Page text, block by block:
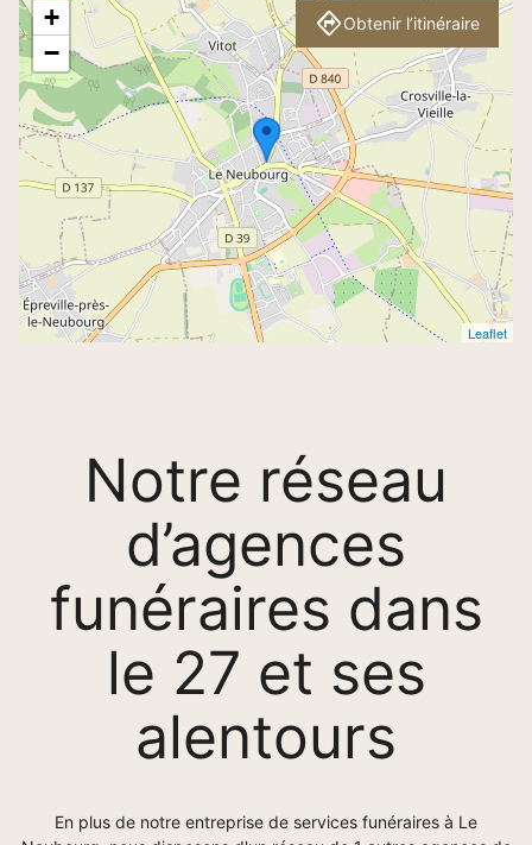
+
−
Leaflet
Obtenir l’itinéraire
Notre réseau
d’agences
funéraires dans
le 27 et ses
alentours
En plus de notre entreprise de services funéraires à Le